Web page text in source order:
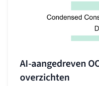
AI-aangedreven
overzichten